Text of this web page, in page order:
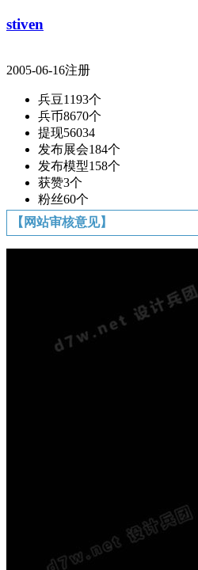
stiven
2005-06-16注册
兵豆1193个
兵币8670个
提现56034
发布展会184个
发布模型158个
获赞3个
粉丝60个
【网站审核意见】